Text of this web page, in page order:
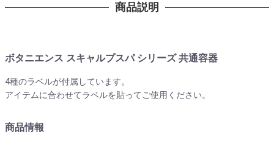
商品説明
ボタニエンス スキャルプスパ シリーズ 共通容器
4種のラベルが付属しています。
アイテムに合わせてラベルを貼ってご使用ください。
商品情報